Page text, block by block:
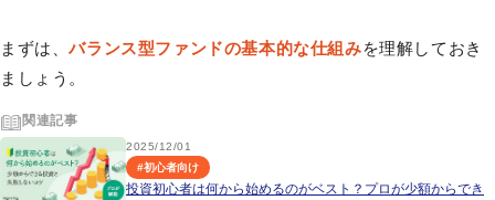
まずは、バランス型ファンドの基本的な仕組みを理解しておき
ましょう。
関連記事
2025/12/01
#初心者向け
投資初心者は何から始めるのがベスト？プロが少額からでき